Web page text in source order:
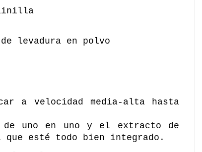
levadura en polvo
a velocidad media-alta hasta
de uno en uno y el extracto de
esté todo bien integrado.